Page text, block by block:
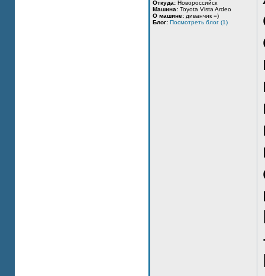
Откуда: Новороссийск
Машина: Toyota Vista Ardeo
О машине: диванчик =)
Блог: Посмотреть блог (1)